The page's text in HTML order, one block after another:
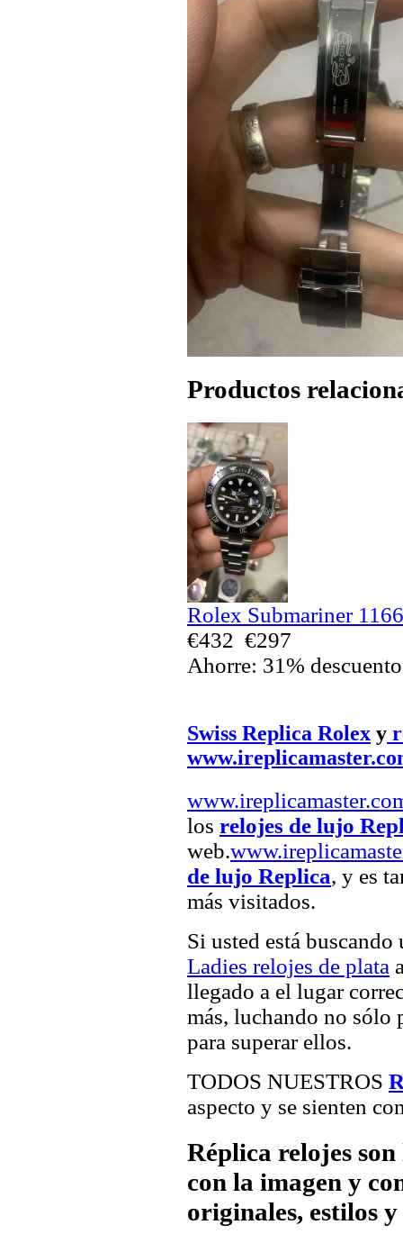
Productos
Rolex Submariner
€432 €297
Ahorre: 31% descuento
Swiss Replica Rolex y
los relojes de lujo
web.
de lujo Replica, y es
más visitados.
Si usted está
Ladies relojes de plata
llegado a el lugar
más, luchando no sólo
para superar ellos.
TODOS NUESTROS
aspecto y se sienten
Réplica relojes
con la imagen y
originales, estilos